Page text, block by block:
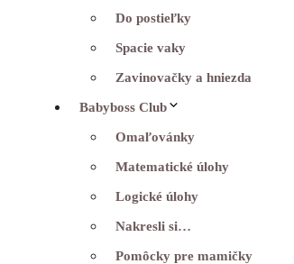
Do postieľky
Spacie vaky
Zavinovačky a hniezda
Babyboss Club
Omaľovánky
Matematické úlohy
Logické úlohy
Nakresli si…
Pomôcky pre mamičky